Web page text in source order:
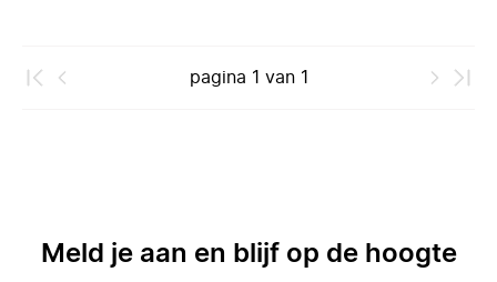
pagina 1 van 1
Meld je aan en blijf op de hoogte